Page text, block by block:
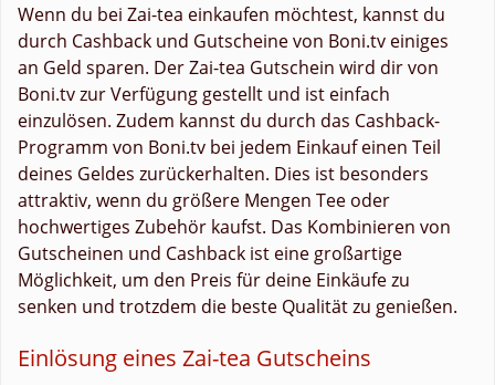
Wenn du bei Zai-tea einkaufen möchtest, kannst du
durch Cashback und Gutscheine von Boni.tv einiges
an Geld sparen. Der Zai-tea Gutschein wird dir von
Boni.tv zur Verfügung gestellt und ist einfach
einzulösen. Zudem kannst du durch das Cashback-
Programm von Boni.tv bei jedem Einkauf einen Teil
deines Geldes zurückerhalten. Dies ist besonders
attraktiv, wenn du größere Mengen Tee oder
hochwertiges Zubehör kaufst. Das Kombinieren von
Gutscheinen und Cashback ist eine großartige
Möglichkeit, um den Preis für deine Einkäufe zu
senken und trotzdem die beste Qualität zu genießen.
Einlösung eines Zai-tea Gutscheins